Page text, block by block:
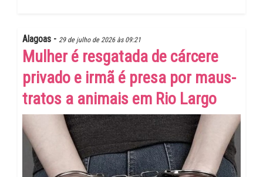
Alagoas - 29 de julho de 2026 às 09:21
Mulher é resgatada de cárcere
privado e irmã é presa por maus-
tratos a animais em Rio Largo